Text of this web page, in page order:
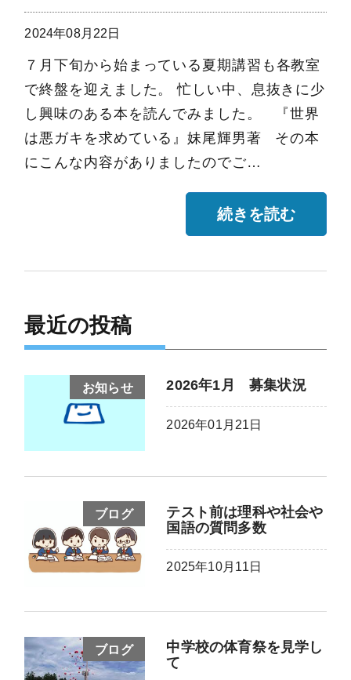
2024年08月22日
７月下旬から始まっている夏期講習も各教室
で終盤を迎えました。 忙しい中、息抜きに少
し興味のある本を読んでみました。 『世界
は悪ガキを求めている』妹尾輝男著 その本
にこんな内容がありましたのでご…
続きを読む
最近の投稿
お知らせ 2026年1月 募集状況
2026年01月21日
ブログ
テスト前は理科や社会や
国語の質問多数
2025年10月11日
ブログ
中学校の体育祭を見学し
て